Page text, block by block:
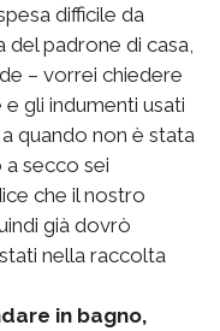
difficile da
padrone di casa,
– vorrei chiedere
gli indumenti usati
quando non è stata
a secco sei
che il nostro
già dovrò
nella raccolta
in bagno,